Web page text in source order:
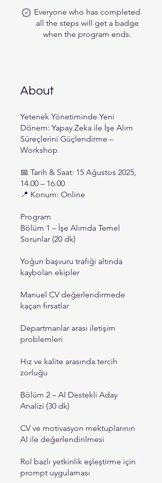
Everyone who has completed
all the steps will get a badge
when the program ends.
About
Yetenek Yönetiminde Yeni
Dönem: Yapay Zeka ile İşe Alım
Süreçlerini Güçlendirme –
Workshop
📅 Tarih & Saat: 15 Ağustos 2025,
14.00 – 16.00
📍 Konum: Online
Program
Bölüm 1 – İşe Alımda Temel
Sorunlar (20 dk)
Yoğun başvuru trafiği altında
kaybolan ekipler
Manuel CV değerlendirmede
kaçan fırsatlar
Departmanlar arası iletişim
problemleri
Hız ve kalite arasında tercih
zorluğu
Bölüm 2 – AI Destekli Aday
Analizi (30 dk)
CV ve motivasyon mektuplarının
AI ile değerlendirilmesi
Rol bazlı yetkinlik eşleştirme için
prompt uygulaması